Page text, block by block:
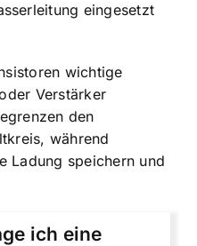
eingesetzt
wichtige
Verstärker
den
während
Ladung speichern und
ich eine